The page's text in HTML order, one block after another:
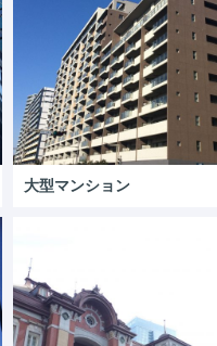
大型マンション